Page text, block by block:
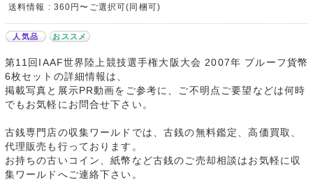
送料情報 : 360円〜ご選択可(同梱可)
人気品 おススメ
第11回IAAF世界陸上競技選手権大阪大会 2007年 プルーフ貨幣
6枚セットの詳細情報は、
掲載写真と展示PR動画をご参考に、ご不明点ご要望などは何時
でもお気軽にお問合せ下さい。
古銭専門店の収集ワールドでは、古銭の無料鑑定、高価買取、
代理販売も行っております。
お持ちの古いコイン、紙幣など古銭のご売却相談はお気軽に収
集ワールドへご連絡下さい。